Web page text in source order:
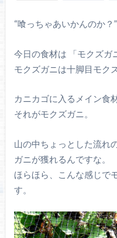
“喰っちゃあいかんのか？
今日の食材は 「モクズガ
モクズガニは十脚目モク
カニカゴに入るメイン食
それがモクズガニ。
山の中ちょっとした流れ
ガニが獲れるんですな。
ほらほら、こんな感じで
す。